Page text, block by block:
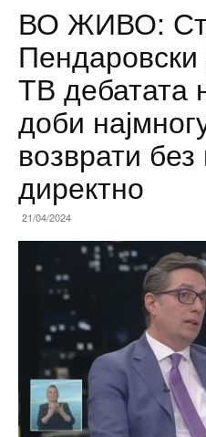
ВО ЖИВО:
ТВ
доби
возврати
директно
21/04/2024